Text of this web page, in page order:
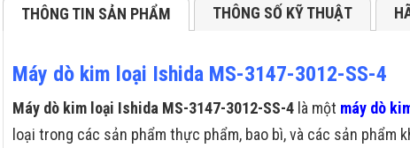
THÔNG TIN SẢN PHẨM THÔNG SỐ KỸ THUẬT
Máy dò kim loại Ishida MS-3147-3012-SS-4
Máy dò kim loại Ishida MS-3147-3012-SS-4 là một máy dò
loại trong các sản phẩm thực phẩm, bao bì, và các sản phẩm